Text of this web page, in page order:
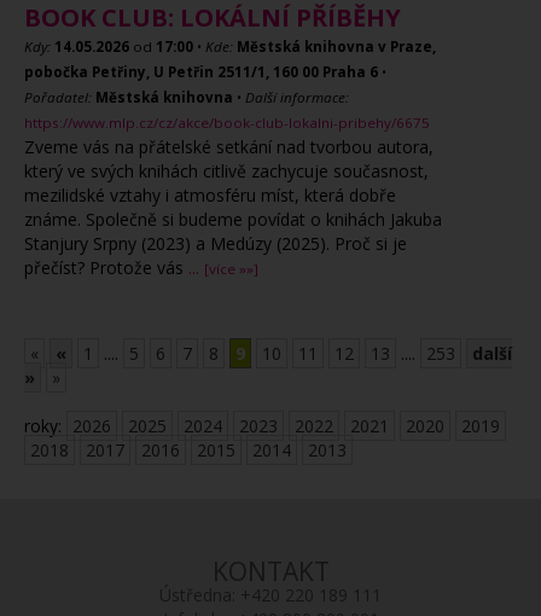
BOOK CLUB: LOKÁLNÍ PŘÍBĚHY
Kdy: 14.05.2026 od 17:00 • Kde: Městská knihovna v Praze,
pobočka Petřiny, U Petřin 2511/1, 160 00 Praha 6 •
Pořadatel: Městská knihovna • Další informace:
https://www.mlp.cz/cz/akce/book-club-lokalni-pribehy/6675
Zveme vás na přátelské setkání nad tvorbou autora,
který ve svých knihách citlivě zachycuje současnost,
mezilidské vztahy i atmosféru míst, která dobře
známe. Společně si budeme povídat o knihách Jakuba
Stanjury Srpny (2023) a Medúzy (2025). Proč si je
přečíst? Protože vás ... [více »»]
« « 1 .... 5 6 7 8 9 10 11 12 13 .... 253
další
»
»
roky: 2026 2025 2024 2023 2022 2021 2020
2019
2018
2017 2016 2015 2014 2013
KONTAKT
Ústředna: +420 220 189 111